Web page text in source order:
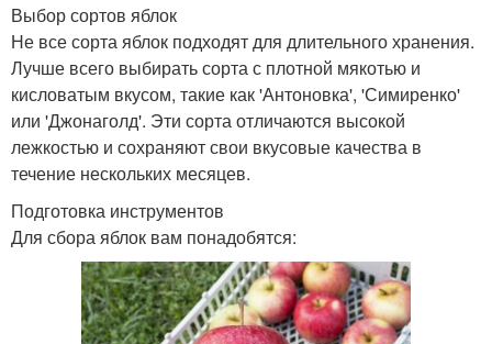
Выбор сортов яблок
Не все сорта яблок подходят для длительного хранения.
Лучше всего выбирать сорта с плотной мякотью и
кисловатым вкусом, такие как 'Антоновка', 'Симиренко'
или 'Джонаголд'. Эти сорта отличаются высокой
лежкостью и сохраняют свои вкусовые качества в
течение нескольких месяцев.
Подготовка инструментов
Для сбора яблок вам понадобятся: